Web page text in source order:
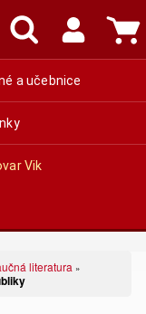
a učebnice
Vik
literatura »